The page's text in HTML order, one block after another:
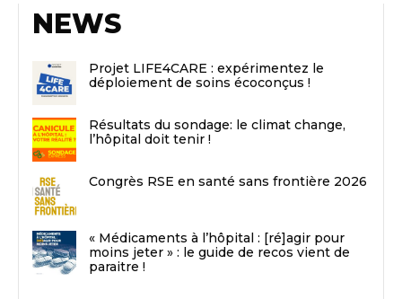
NEWS
Projet LIFE4CARE : expérimentez le
déploiement de soins écoconçus !
Résultats du sondage: le climat change,
l’hôpital doit tenir !
Congrès RSE en santé sans frontière 2026
« Médicaments à l’hôpital : [ré]agir pour
moins jeter » : le guide de recos vient de
paraitre !